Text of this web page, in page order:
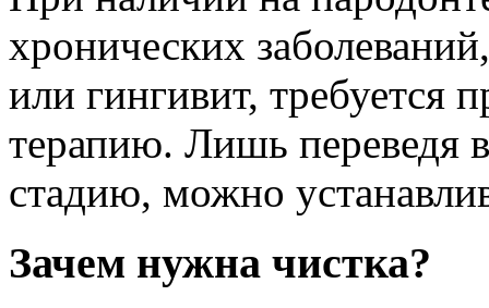
хронических
или гингивит, требуется
терапию. Лишь переведя
стадию, можно
Зачем нужна чистка?